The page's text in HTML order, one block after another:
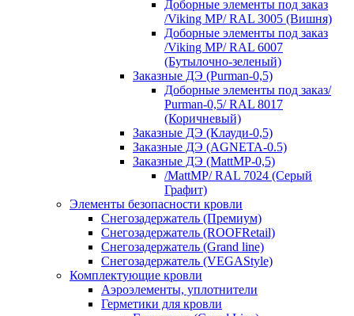
Доборные элементы под заказ
/Viking MP/ RAL 3005 (Вишня)
Доборные элементы под заказ
/Viking MP/ RAL 6007
(Бутылочно-зеленый)
Заказные ДЭ (Purman-0,5)
Доборные элементы под заказ/
Purman-0,5/ RAL 8017
(Коричневый)
Заказные ДЭ (Клауди-0,5)
Заказные ДЭ (AGNETA-0.5)
Заказные ДЭ (MattMP-0,5)
/MattMP/ RAL 7024 (Серый
Графит)
Элементы безопасности кровли
Снегозадержатель (Премиум)
Снегозадержатель (ROOFRetail)
Снегозадержатель (Grand line)
Снегозадержатель (VEGAStyle)
Комплектующие кровли
Аэроэлементы, уплотнители
Герметики для кровли